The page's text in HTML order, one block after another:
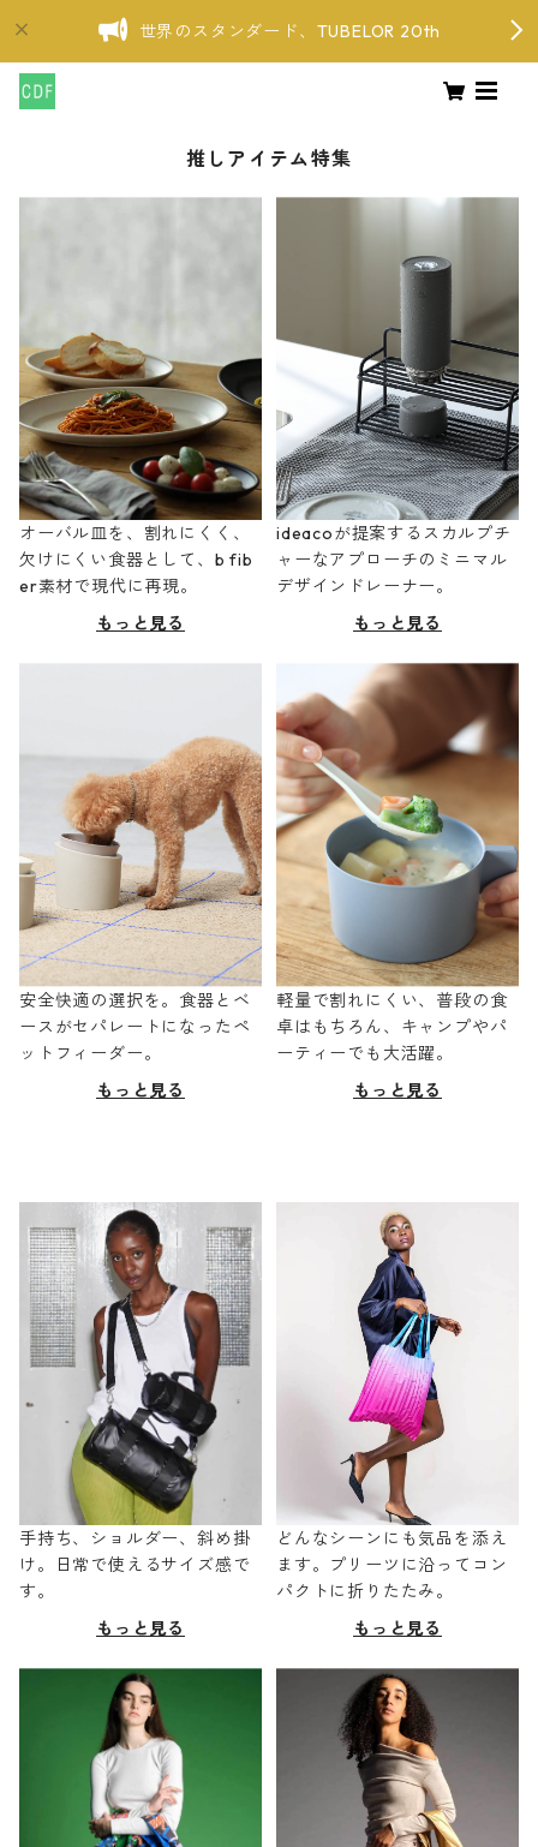
世界のスタンダード、TUBELOR 20th
推しアイテム特集
オーバル皿を、割れにくく、
欠けにくい食器として、b fib
er素材で現代に再現。
もっと見る
ideacoが提案するスカルプチ
ャーなアプローチのミニマル
デザインドレーナー。
もっと見る
安全快適の選択を。食器とベ
ースがセパレートになったペ
ットフィーダー。
もっと見る
軽量で割れにくい、普段の食
卓はもちろん、キャンプやパ
ーティーでも大活躍。
もっと見る
手持ち、ショルダー、斜め掛
け。日常で使えるサイズ感で
す。
もっと見る
どんなシーンにも気品を添え
ます。プリーツに沿ってコン
パクトに折りたたみ。
もっと見る